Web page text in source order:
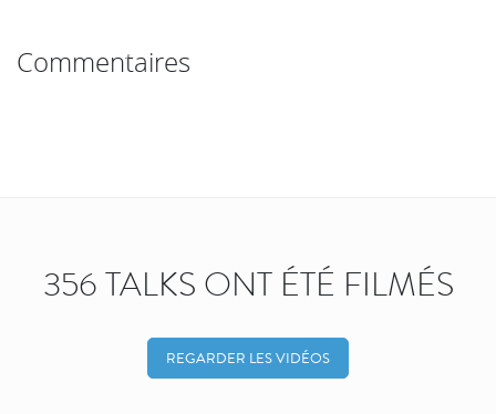
Commentaires
356 TALKS ONT ÉTÉ FILMÉS
REGARDER LES VIDÉOS